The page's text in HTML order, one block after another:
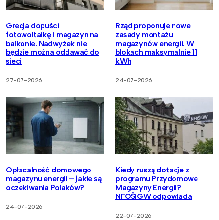
Grecja dopuści
fotowoltaikę i magazyn na
balkonie. Nadwyżek nie
będzie można oddawać do
sieci
27-07-2026
Rząd proponuje nowe
zasady montażu
magazynów energii. W
blokach maksymalnie 11
kWh
24-07-2026
Opłacalność domowego
magazynu energii – jakie są
oczekiwania Polaków?
24-07-2026
Kiedy ruszą dotacje z
programu Przydomowe
Magazyny Energii?
NFOŚiGW odpowiada
22-07-2026